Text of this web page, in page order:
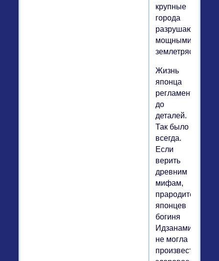
крупные
города
разрушаются
мощными
Жизнь
японца
до
деталей.
Так было
всегда.
Если
верить
древним
мифам,
японцев
богиня
Идзанами
не могла
произвести